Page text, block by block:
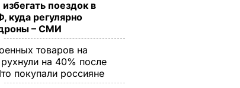
поездок в
куда регулярно
– СМИ
товаров на
на 40% после
покупали россияне